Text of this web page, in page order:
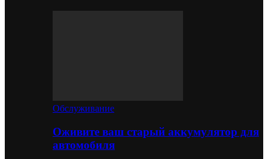
Обслуживание
Оживите ваш старый аккумулятор для
автомобиля